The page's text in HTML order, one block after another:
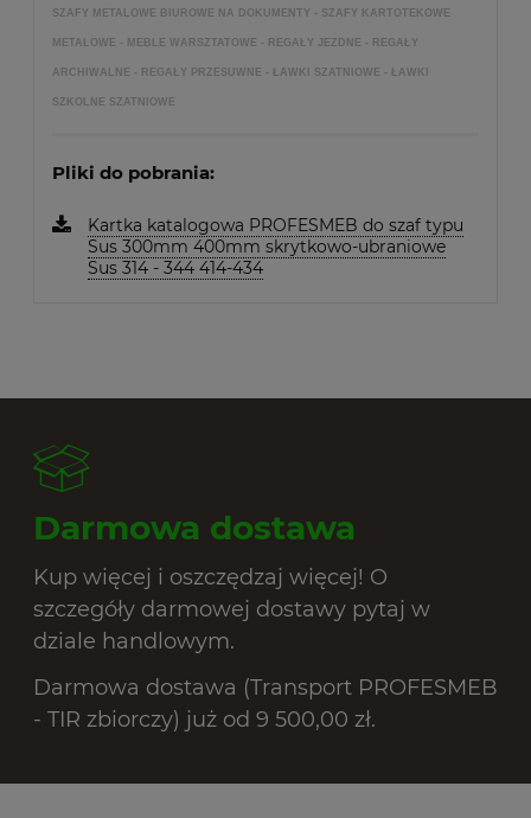
SZAFY METALOWE BIUROWE NA DOKUMENTY - SZAFY KARTOTEKOWE
METALOWE - MEBLE WARSZTATOWE - REGAŁY JEZDNE - REGAŁY
ARCHIWALNE - REGAŁY PRZESUWNE - ŁAWKI SZATNIOWE - ŁAWKI
SZKOLNE SZATNIOWE
Pliki do pobrania:
Kartka katalogowa PROFESMEB do szaf typu
Sus 300mm 400mm skrytkowo-ubraniowe
Sus 314 - 344 414-434
Darmowa dostawa
Kup więcej i oszczędzaj więcej! O
szczegóły darmowej dostawy pytaj w
dziale handlowym.
Darmowa dostawa (Transport PROFESMEB
- TIR zbiorczy) już od 9 500,00 zł.